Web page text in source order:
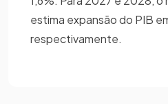
estima expansão do PIB
respectivamente.